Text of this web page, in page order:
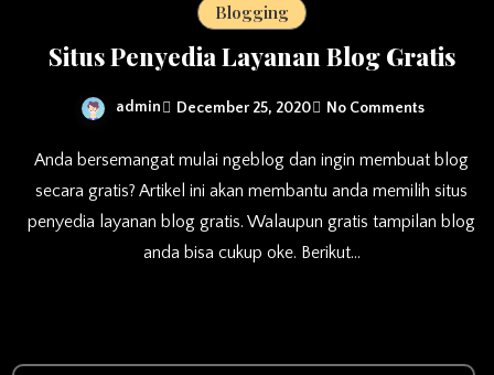
Blogging
Situs Penyedia Layanan Blog Gratis
admin December 25, 2020 No Comments
Anda bersemangat mulai ngeblog dan ingin membuat blog
secara gratis? Artikel ini akan membantu anda memilih situs
penyedia layanan blog gratis. Walaupun gratis tampilan blog
anda bisa cukup oke. Berikut…